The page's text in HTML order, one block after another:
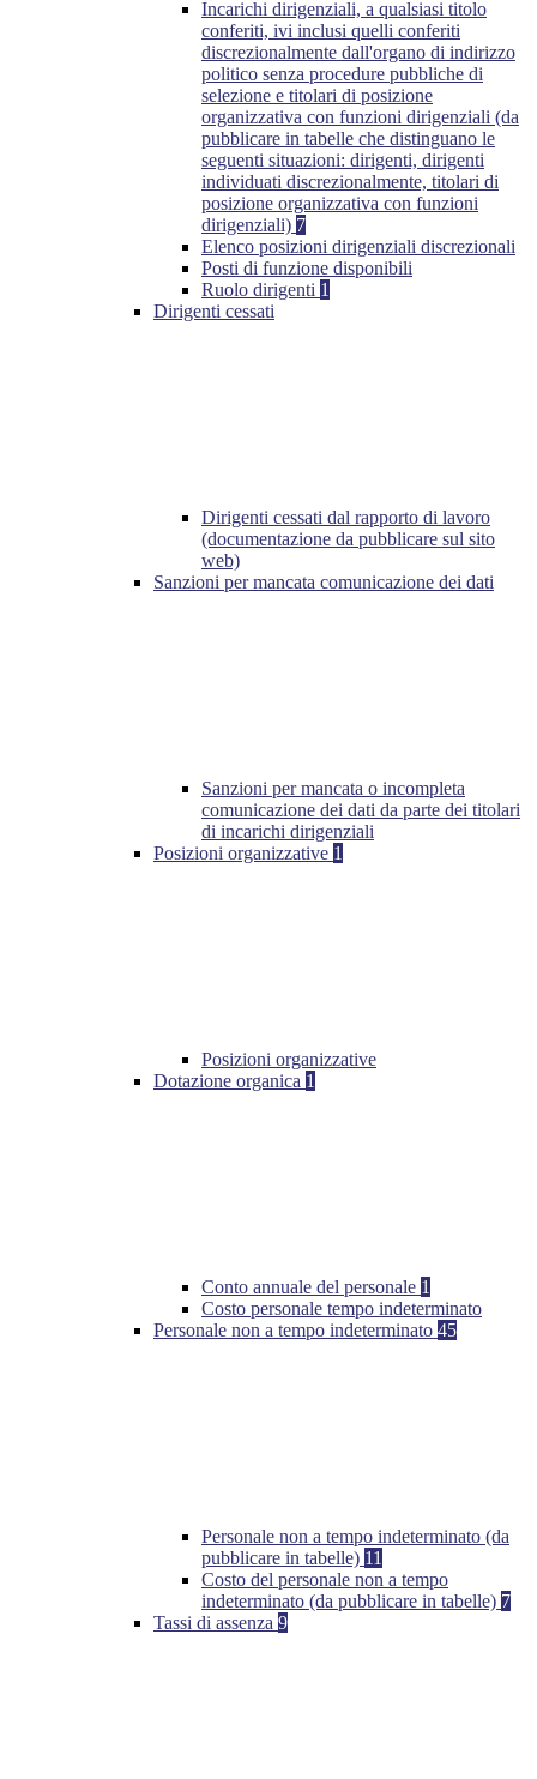
Incarichi dirigenziali, a qualsiasi titolo
conferiti, ivi inclusi quelli conferiti
discrezionalmente dall'organo di indirizzo
politico senza procedure pubbliche di
selezione e titolari di posizione
organizzativa con funzioni dirigenziali (da
pubblicare in tabelle che distinguano le
seguenti situazioni: dirigenti, dirigenti
individuati discrezionalmente, titolari di
posizione organizzativa con funzioni
dirigenziali) 7
Elenco posizioni dirigenziali discrezionali
Posti di funzione disponibili
Ruolo dirigenti 1
Dirigenti cessati
Dirigenti cessati dal rapporto di lavoro
(documentazione da pubblicare sul sito
web)
Sanzioni per mancata comunicazione dei dati
Sanzioni per mancata o incompleta
comunicazione dei dati da parte dei titolari
di incarichi dirigenziali
Posizioni organizzative 1
Posizioni organizzative
Dotazione organica 1
Conto annuale del personale 1
Costo personale tempo indeterminato
Personale non a tempo indeterminato 45
Personale non a tempo indeterminato (da
pubblicare in tabelle) 11
Costo del personale non a tempo
indeterminato (da pubblicare in tabelle) 7
Tassi di assenza 9